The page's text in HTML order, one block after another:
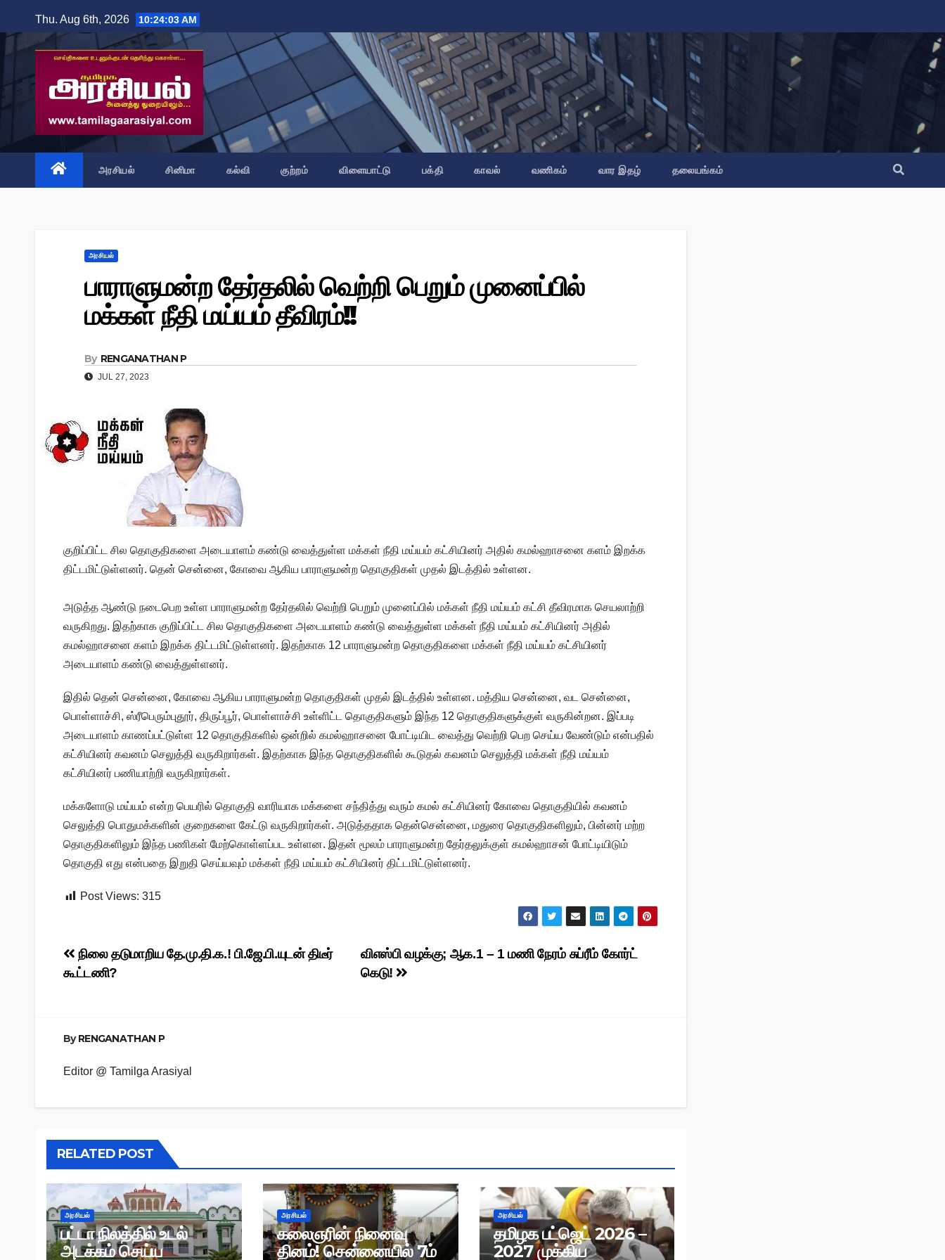
to
content
Thu. Aug 6th, 2026 10:24:04 AM
அரசியல் சினிமா கல்வி குற்றம் விளையாட்டு பக்தி காவல் வணிகம் வார இதழ் தலையங்கம்
அரசியல்
பாராளுமன்ற தேர்தலில் வெற்றி பெறும் முனைப்பில்
மக்கள் நீதி மய்யம் தீவிரம்!!
By RENGANATHAN P
JUL 27, 2023
குறிப்பிட்ட சில தொகுதிகளை அடையாளம் கண்டு வைத்துள்ள மக்கள் நீதி மய்யம் கட்சியினர் அதில் கமல்ஹாசனை களம் இறக்க
திட்டமிட்டுள்ளனர். தென் சென்னை, கோவை ஆகிய பாராளுமன்ற தொகுதிகள் முதல் இடத்தில் உள்ளன.
அடுத்த ஆண்டு நடைபெற உள்ள பாராளுமன்ற தேர்தலில் வெற்றி பெறும் முனைப்பில் மக்கள் நீதி மய்யம் கட்சி தீவிரமாக செயலாற்றி
வருகிறது. இதற்காக குறிப்பிட்ட சில தொகுதிகளை அடையாளம் கண்டு வைத்துள்ள மக்கள் நீதி மய்யம் கட்சியினர் அதில்
கமல்ஹாசனை களம் இறக்க திட்டமிட்டுள்ளனர். இதற்காக 12 பாராளுமன்ற தொகுதிகளை மக்கள் நீதி மய்யம் கட்சியினர்
அடையாளம் கண்டு வைத்துள்ளனர்.
இதில் தென் சென்னை, கோவை ஆகிய பாராளுமன்ற தொகுதிகள் முதல் இடத்தில் உள்ளன. மத்திய சென்னை, வட சென்னை,
பொள்ளாச்சி, ஸ்ரீபெரும்புதூர், திருப்பூர், பொள்ளாச்சி உள்ளிட்ட தொகுதிகளும் இந்த 12 தொகுதிகளுக்குள் வருகின்றன. இப்படி
அடையாளம் காணப்பட்டுள்ள 12 தொகுதிகளில் ஒன்றில் கமல்ஹாசனை போட்டியிட வைத்து வெற்றி பெற செய்ய வேண்டும் என்பதில்
கட்சியினர் கவனம் செலுத்தி வருகிறார்கள். இதற்காக இந்த தொகுதிகளில் கூடுதல் கவனம் செலுத்தி மக்கள் நீதி மய்யம்
கட்சியினர் பணியாற்றி வருகிறார்கள்.
மக்களோடு மய்யம் என்ற பெயரில் தொகுதி வாரியாக மக்களை சந்தித்து வரும் கமல் கட்சியினர் கோவை தொகுதியில் கவனம்
செலுத்தி பொதுமக்களின் குறைகளை கேட்டு வருகிறார்கள். அடுத்ததாக தென்சென்னை, மதுரை தொகுதிகளிலும், பின்னர் மற்ற
தொகுதிகளிலும் இந்த பணிகள் மேற்கொள்ளப்பட உள்ளன. இதன் மூலம் பாராளுமன்ற தேர்தலுக்குள் கமல்ஹாசன் போட்டியிடும்
தொகுதி எது என்பதை இறுதி செய்யவும் மக்கள் நீதி மய்யம் கட்சியினர் திட்டமிட்டுள்ளனர்.
Post Views: 315
Post
விஎஸ்பி வழக்கு; ஆக.1 – 1 மணி நேரம் சுப்ரீம் கோர்ட்
கெடு!
நிலை தடுமாறிய தே.மு.தி.க.! பி.ஜே.பி.யுடன் திடீர்
கூட்டணி?
ByRENGANATHAN P
Editor @ Tamilga Arasiyal
RELATED POST
அரசியல்
பட்டா நிலத்தில் உடல்
அடக்கம் செய்ய
அரசியல்
கலைஞரின் நினைவு
தினம்! சென்னையில் 7ம்
அரசியல்
தமிழக பட்ஜெட் 2026 –
2027 முக்கிய